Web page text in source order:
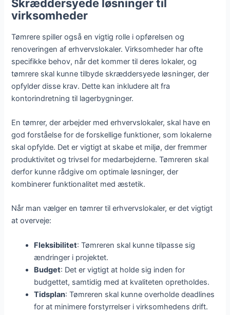
Skræddersyede løsninger til
virksomheder
Tømrere spiller også en vigtig rolle i opførelsen og
renoveringen af erhvervslokaler. Virksomheder har ofte
specifikke behov, når det kommer til deres lokaler, og
tømrere skal kunne tilbyde skræddersyede løsninger, der
opfylder disse krav. Dette kan inkludere alt fra
kontorindretning til lagerbygninger.
En tømrer, der arbejder med erhvervslokaler, skal have en
god forståelse for de forskellige funktioner, som lokalerne
skal opfylde. Det er vigtigt at skabe et miljø, der fremmer
produktivitet og trivsel for medarbejderne. Tømreren skal
derfor kunne rådgive om optimale løsninger, der
kombinerer funktionalitet med æstetik.
Når man vælger en tømrer til erhvervslokaler, er det vigtigt
at overveje:
Fleksibilitet: Tømreren skal kunne tilpasse sig
ændringer i projektet.
Budget: Det er vigtigt at holde sig inden for
budgettet, samtidig med at kvaliteten opretholdes.
Tidsplan: Tømreren skal kunne overholde deadlines
for at minimere forstyrrelser i virksomhedens drift.